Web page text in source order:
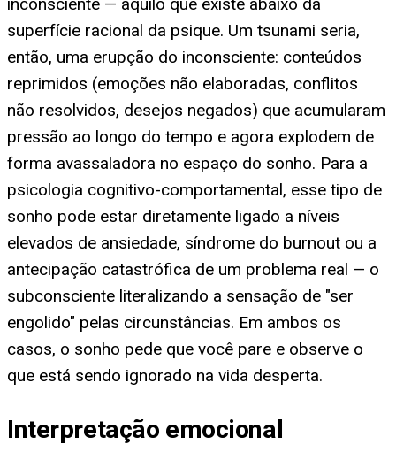
superfície racional da psique. Um tsunami seria,
então, uma erupção do inconsciente: conteúdos
reprimidos (emoções não elaboradas, conflitos
não resolvidos, desejos negados) que acumularam
pressão ao longo do tempo e agora explodem de
forma avassaladora no espaço do sonho. Para a
psicologia cognitivo-comportamental, esse tipo de
sonho pode estar diretamente ligado a níveis
elevados de ansiedade, síndrome do burnout ou a
antecipação catastrófica de um problema real — o
subconsciente literalizando a sensação de "ser
engolido" pelas circunstâncias. Em ambos os
casos, o sonho pede que você pare e observe o
que está sendo ignorado na vida desperta.
Interpretação emocional